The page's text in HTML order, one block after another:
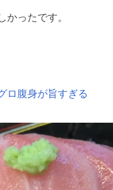
ったです。
ロ腹身が旨すぎる